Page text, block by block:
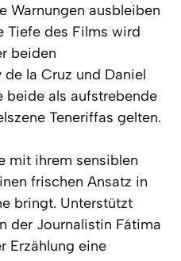
Warnungen ausbleiben
Tiefe des Films wird
beiden
la Cruz und Daniel
beide als aufstrebende
Teneriffas gelten.
mit ihrem sensiblen
frischen Ansatz in
bringt. Unterstützt
der Journalistin Fátima
Erzählung eine